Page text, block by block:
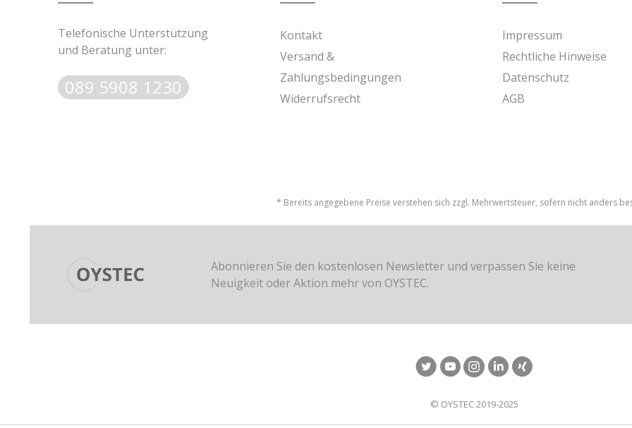
Telefonische Unterstützung
und Beratung unter:
089 5908 1230
Kontakt
Versand &
Zahlungsbedingungen
Widerrufsrecht
Impressum
Rechtliche Hinweise
Datenschutz
AGB
* Bereits angegebene Preise verstehen sich zzgl. Mehrwertsteuer, sofern nicht anders
Abonnieren Sie den kostenlosen Newsletter und verpassen Sie keine
Neuigkeit oder Aktion mehr von OYSTEC.
© OYSTEC 2019-2025